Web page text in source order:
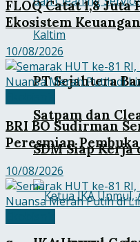
PT Sejahtera
Satpam dan
SDM Siap
FLOQ Catat 1,8
Ekosistem
10/08/2026
BRI BO Sudirman
Peresmian
10/08/2026